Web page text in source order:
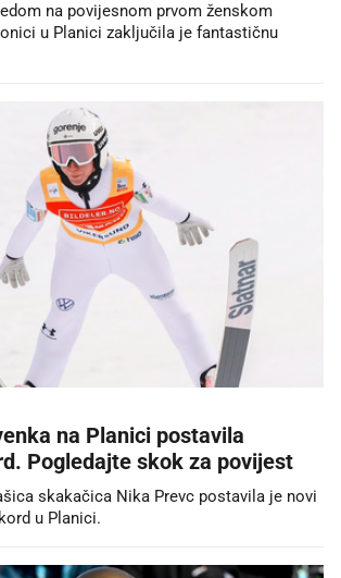
na povijesnom prvom ženskom
u Planici zaključila je fantastičnu
na Planici postavila
Pogledajte skok za povijest
skakačica Nika Prevc postavila je novi
u Planici.